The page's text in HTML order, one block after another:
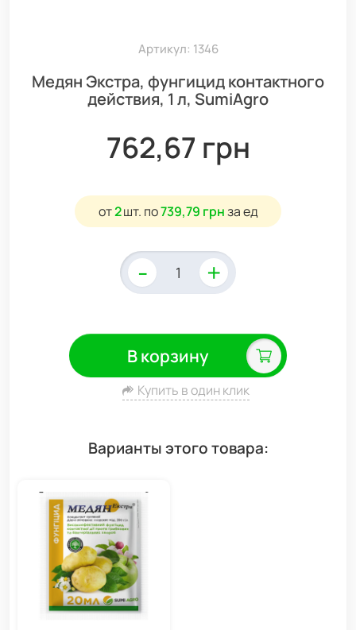
Артикул: 1346
Медян Экстра, фунгицид контактного
действия, 1 л, SumiAgro
762,67 грн
от2шт. по739,79 грнза ед
- +
В корзину
Купить в один клик
Варианты этого товара: